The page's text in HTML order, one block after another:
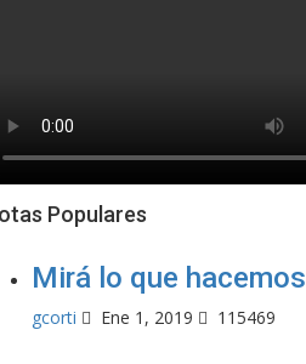
Populares
Mirá lo que hacemos
gcorti Ene 1, 2019 115469